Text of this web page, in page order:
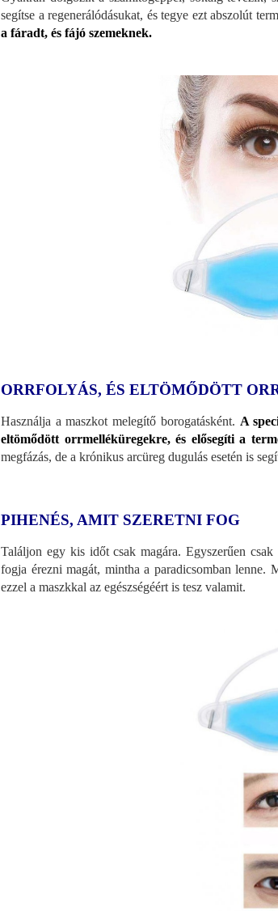
segítse a regenerálódásukat, és tegye ezt abszolút
a fáradt, és fájó szemeknek.
ORRFOLYÁS, ÉS ELTÖMŐDÖTT
Használja a maszkot melegítő borogatásként. A
eltömődött orrmelléküregekre, és elősegíti a
megfázás, de a krónikus arcüreg dugulás esetén is
PIHENÉS, AMIT SZERETNI FOG
Találjon egy kis időt csak magára. Egyszerűen
fogja érezni magát, mintha a paradicsomban lenne.
ezzel a maszkkal az egészségéért is tesz valamit.